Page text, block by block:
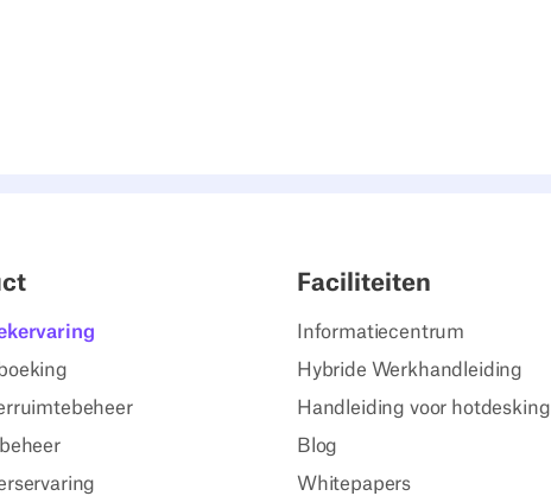
Faciliteiten
Informatiecentrum
Hybride Werkhandleiding
Handleiding voor hotdesking
Blog
Whitepapers